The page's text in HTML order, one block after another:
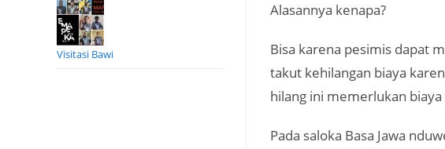
Alasannya kenapa?
Bisa karena pesimis dapat
takut kehilangan biaya
hilang ini memerlukan biaya
Pada saloka Basa Jawa
Visitasi Bawi